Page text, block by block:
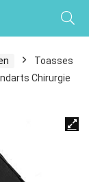
Toasses
Chirurgie